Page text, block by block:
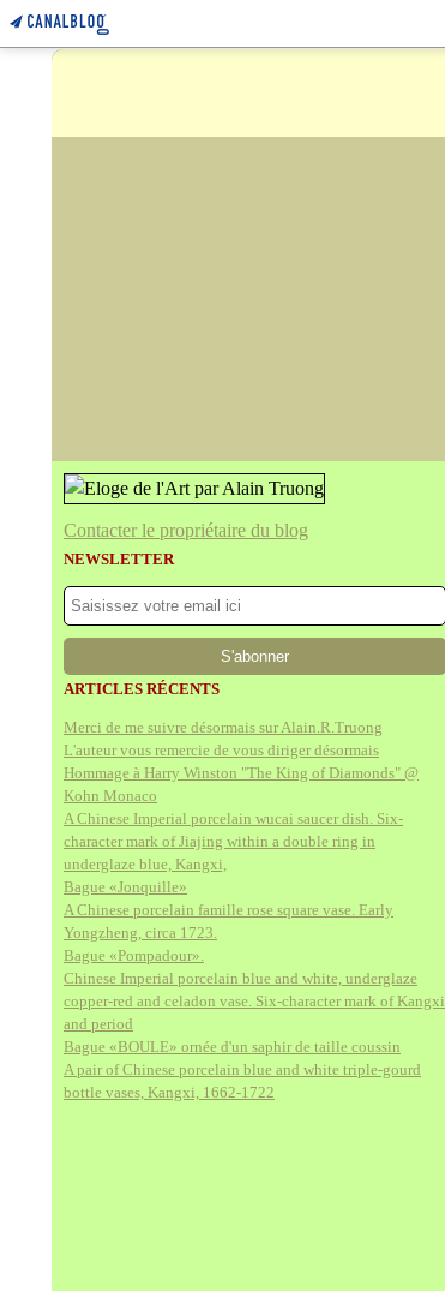
Contacter le propriétaire du blog
NEWSLETTER
ARTICLES RÉCENTS
Merci de me suivre désormais sur Alain.R.Truong
L'auteur vous remercie de vous diriger désormais
Hommage à Harry Winston "The King of Diamonds" @
Kohn Monaco
A Chinese Imperial porcelain wucai saucer dish. Six-
character mark of Jiajing within a double ring in
underglaze blue, Kangxi,
Bague «Jonquille»
A Chinese porcelain famille rose square vase. Early
Yongzheng, circa 1723.
Bague «Pompadour».
Chinese Imperial porcelain blue and white, underglaze
copper-red and celadon vase. Six-character mark of Kangxi
and period
Bague «BOULE» ornée d'un saphir de taille coussin
A pair of Chinese porcelain blue and white triple-gourd
bottle vases, Kangxi, 1662-1722